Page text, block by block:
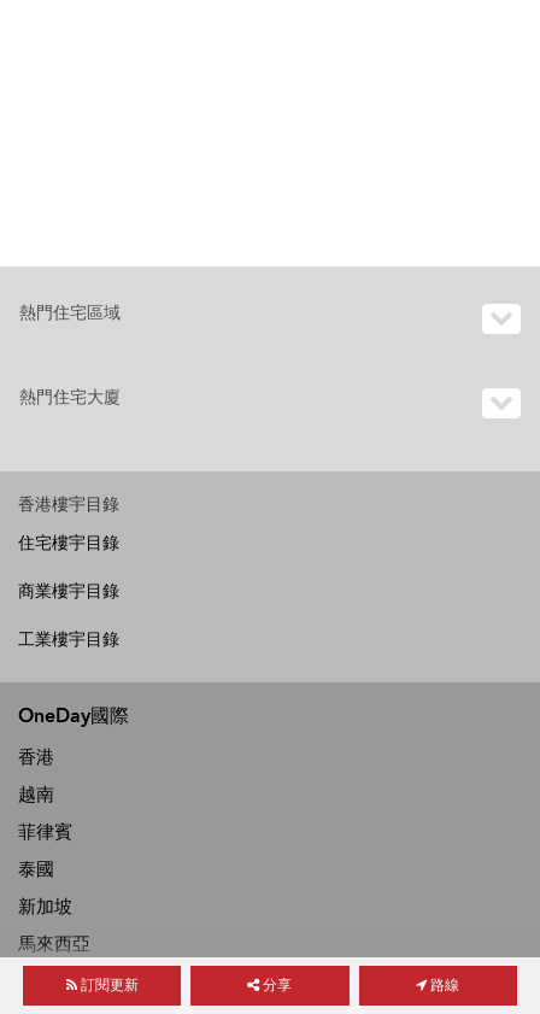
訂閱更新 分享 路線
熱門住宅區域
熱門住宅大廈
香港樓宇目錄
住宅樓宇目錄
商業樓宇目錄
工業樓宇目錄
OneDay國際
香港
越南
菲律賓
泰國
新加坡
馬來西亞
印度尼西亞